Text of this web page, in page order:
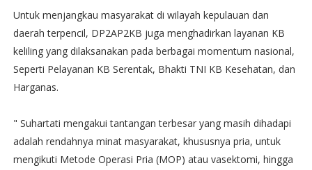
‎Untuk menjangkau masyarakat di wilayah kepulauan dan
daerah terpencil, DP2AP2KB juga menghadirkan layanan KB
keliling yang dilaksanakan pada berbagai momentum nasional,
Seperti Pelayanan KB Serentak, Bhakti TNI KB Kesehatan, dan
Harganas.
‎" Suhartati mengakui tantangan terbesar yang masih dihadapi
adalah rendahnya minat masyarakat, khususnya pria, untuk
mengikuti Metode Operasi Pria (MOP) atau vasektomi, hingga